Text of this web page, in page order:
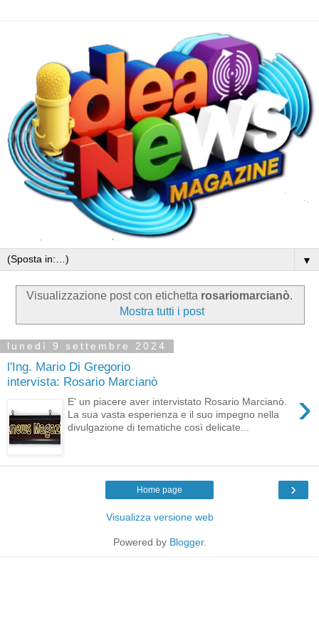
▼
Visualizzazione post con etichetta rosariomarcianò.
Mostra tutti i post
lunedì 9 settembre 2024
l'Ing. Mario Di Gregorio
intervista: Rosario Marcianò
›
E' un piacere aver intervistato Rosario Marcianò.
La sua vasta esperienza e il suo impegno nella
divulgazione di tematiche così delicate...
›
Home page
Visualizza versione web
Powered by Blogger.